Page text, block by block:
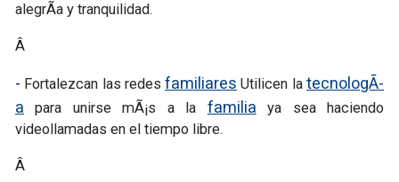
alegrÃ­a y tranquilidad.
Â
- Fortalezcan las redesfamiliares Utilicen latecnologÃ­
a para unirse mÃ¡s a la familia ya sea haciendo
videollamadas en el tiempo libre.
Â